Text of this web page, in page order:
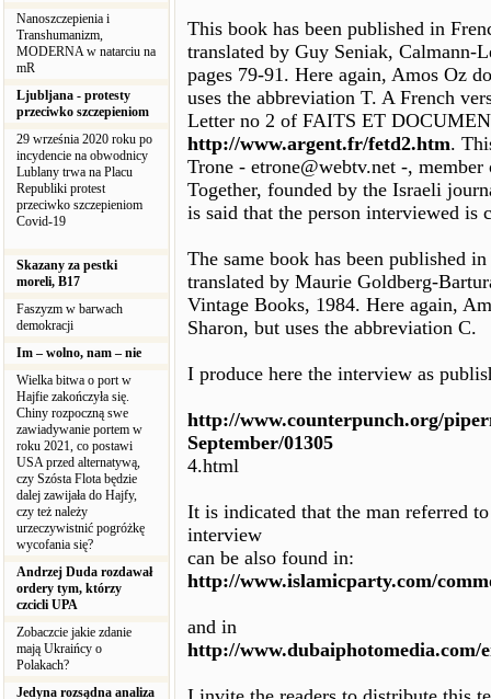
Nanoszczepienia i
Transhumanizm,
MODERNA w natarciu na
mR
Ljubljana - protesty
przeciwko szczepieniom
29 września 2020 roku po
incydencie na obwodnicy
Lublany trwa na Placu
Republiki protest
przeciwko szczepieniom
Covid-19
Skazany za pestki
moreli, B17
Faszyzm w barwach
demokracji
Im – wolno, nam – nie
Wielka bitwa o port w
Hajfie zakończyła się.
Chiny rozpoczną swe
zawiadywanie portem w
roku 2021, co postawi
USA przed alternatywą,
czy Szósta Flota będzie
dalej zawijała do Hajfy,
czy też należy
urzeczywistnić pogróżkę
wycofania się?
Andrzej Duda rozdawał
ordery tym, którzy
czcicli UPA
Zobaczcie jakie zdanie
mają Ukraińcy o
Polakach?
Jedyna rozsądna analiza
This book has been published in
translated by Guy Seniak, Calmann-
pages 79-91. Here again, Amos Oz
uses the abbreviation T. A French
Letter no 2 of FAITS ET
http://www.argent.fr/fetd2.htm.
Trone - etrone@webtv.net -,
Together, founded by the Israeli
is said that the person interviewed is
The same book has been published
translated by Maurie Goldberg-
Vintage Books, 1984. Here again,
Sharon, but uses the abbreviation C.
I produce here the interview as
http://www.counterpunch.org/
September/01305
4.html
It is indicated that the man referred
interview
can be also found in:
http://www.islamicparty.com/
and in
http://www.dubaiphotomedia.com/